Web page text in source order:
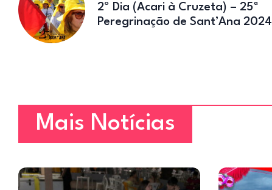
2º Dia (Acari à Cruzeta) – 25ª
Peregrinação de Sant’Ana 2024
Mais Notícias